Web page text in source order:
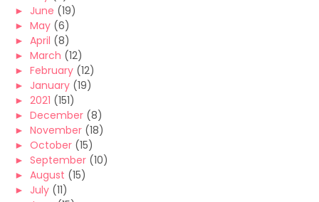
► June (19)
► May (6)
► April (8)
► March (12)
► February (12)
► January (19)
► 2021 (151)
► December (8)
► November (18)
► October (15)
► September (10)
► August (15)
► July (11)